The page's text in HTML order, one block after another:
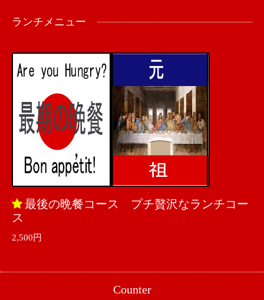
ランチメニュー
最後の晩餐コース プチ贅沢なランチコー
ス
2,500円
Counter